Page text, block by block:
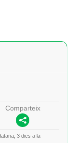
Comparteix
3 dies a la